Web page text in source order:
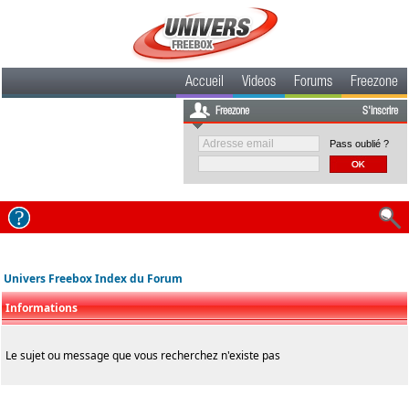
Accueil Videos Forums Freezone
Freezone S'inscrire
Pass oublié ?
Univers Freebox Index du Forum
Informations
Le sujet ou message que vous recherchez n'existe pas